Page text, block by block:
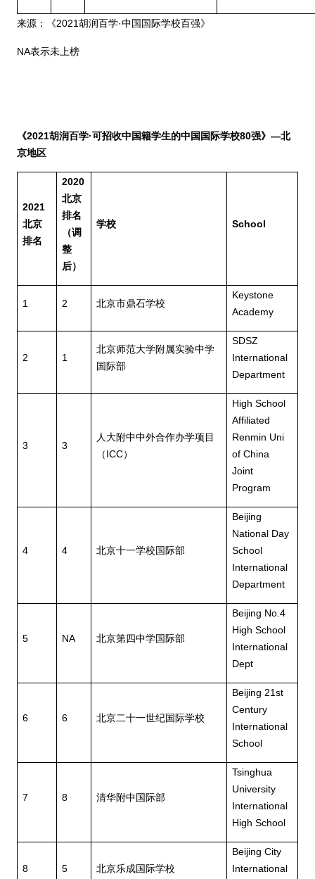
来源：《2021胡润百学·中国国际学校百强》
NA表示未上榜
《2021胡润百学·可招收中国籍学生的中国国际学校80强》—北
京地区
2021
北京
排名
2020
北京
排名
（调
整
后）
学校 School
1 2 北京市鼎石学校
Keystone
Academy
2 1
北京师范大学附属实验中学
国际部
SDSZ
International
Department
3 3
人大附中中外合作办学项目
（ICC）
High School
Affiliated
Renmin Uni
of China
Joint
Program
4 4 北京十一学校国际部
Beijing
National Day
School
International
Department
5 NA 北京第四中学国际部
Beijing No.4
High School
International
Dept
6 6 北京二十一世纪国际学校
Beijing 21st
Century
International
School
7 8 清华附中国际部
Tsinghua
University
International
High School
8 5 北京乐成国际学校
Beijing City
International